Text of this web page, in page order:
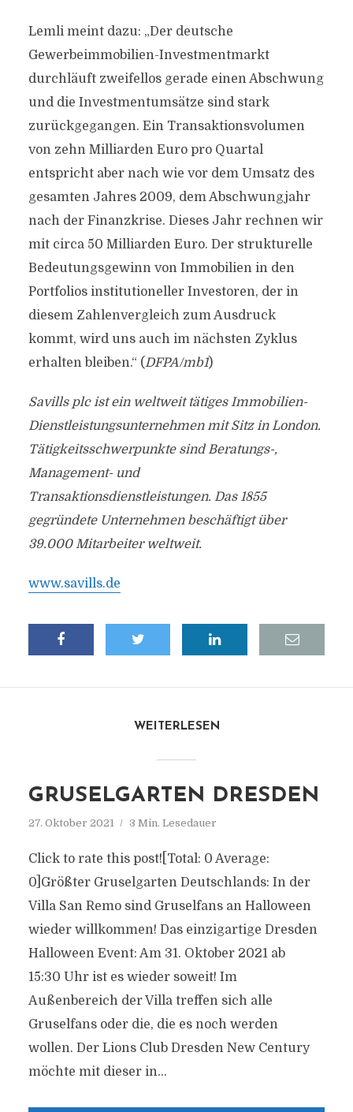
Lemli meint dazu: „Der deutsche
Gewerbeimmobilien-Investmentmarkt
durchläuft zweifellos gerade einen Abschwung
und die Investmentumsätze sind stark
zurückgegangen. Ein Transaktionsvolumen
von zehn Milliarden Euro pro Quartal
entspricht aber nach wie vor dem Umsatz des
gesamten Jahres 2009, dem Abschwungjahr
nach der Finanzkrise. Dieses Jahr rechnen wir
mit circa 50 Milliarden Euro. Der strukturelle
Bedeutungsgewinn von Immobilien in den
Portfolios institutioneller Investoren, der in
diesem Zahlenvergleich zum Ausdruck
kommt, wird uns auch im nächsten Zyklus
erhalten bleiben.“ (DFPA/mb1)
Savills plc ist ein weltweit tätiges Immobilien-
Dienstleistungsunternehmen mit Sitz in London.
Tätigkeitsschwerpunkte sind Beratungs-,
Management- und
Transaktionsdienstleistungen. Das 1855
gegründete Unternehmen beschäftigt über
39.000 Mitarbeiter weltweit.
www.savills.de
WEITERLESEN
GRUSELGARTEN DRESDEN
27. Oktober 2021 3 Min. Lesedauer
Click to rate this post![Total: 0 Average:
0]Größter Gruselgarten Deutschlands: In der
Villa San Remo sind Gruselfans an Halloween
wieder willkommen! Das einzigartige Dresden
Halloween Event: Am 31. Oktober 2021 ab
15:30 Uhr ist es wieder soweit! Im
Außenbereich der Villa treffen sich alle
Gruselfans oder die, die es noch werden
wollen. Der Lions Club Dresden New Century
möchte mit dieser in...